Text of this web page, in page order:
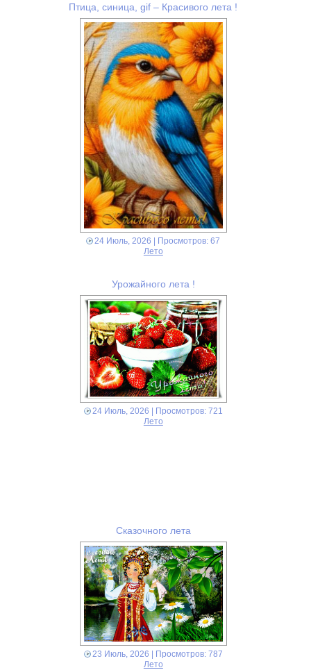
Птица, синица, gif – Красивого лета !
24 Июль, 2026 | Просмотров: 67
Лето
Урожайного лета !
24 Июль, 2026 | Просмотров: 721
Лето
Сказочного лета
23 Июль, 2026 | Просмотров: 787
Лето